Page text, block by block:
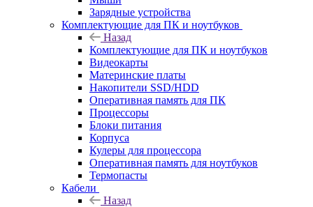
Зарядные устройства
Комплектующие для ПК и ноутбуков
Назад
Комплектующие для ПК и ноутбуков
Видеокарты
Материнские платы
Накопители SSD/HDD
Оперативная память для ПК
Процессоры
Блоки питания
Корпуса
Кулеры для процессора
Оперативная память для ноутбуков
Термопасты
Кабели
Назад